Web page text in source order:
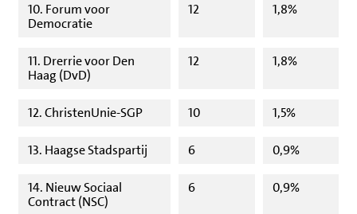
10. Forum voor
Democratie
12 1,8%
11. Drerrie voor Den
Haag (DvD)
12 1,8%
12. ChristenUnie-SGP 10 1,5%
13. Haagse Stadspartij 6 0,9%
14. Nieuw Sociaal
Contract (NSC)
6 0,9%